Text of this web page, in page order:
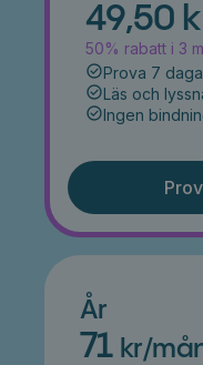
49,50
50% rabatt i 3
Prova 7
Läs och
Ingen
År
71 kr/